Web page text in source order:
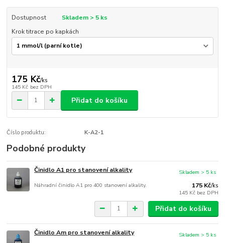
Dostupnost
Skladem > 5 ks
Krok titrace po kapkách
175 Kč/ks
145 Kč bez DPH
Přidat do košíku
Číslo produktu: K-A2-1
Podobné produkty
Činidlo A1 pro stanovení alkality
Náhradní činidlo A1 pro 400 stanovení alkality. 175 Kč/ks
145 Kč bez DPH
Skladem > 5 ks
Přidat do košíku
Činidlo Am pro stanovení alkality Skladem > 5 ks